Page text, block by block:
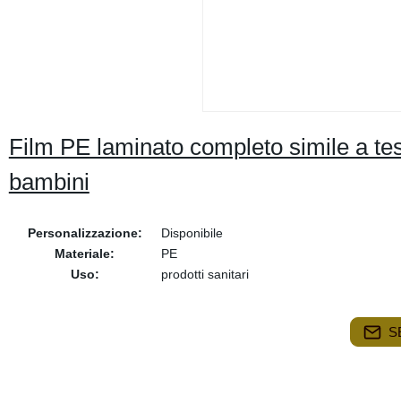
Film PE laminato completo simile a
bambini
Personalizzazione:
Disponibile
Materiale:
PE
Uso:
prodotti sanitari